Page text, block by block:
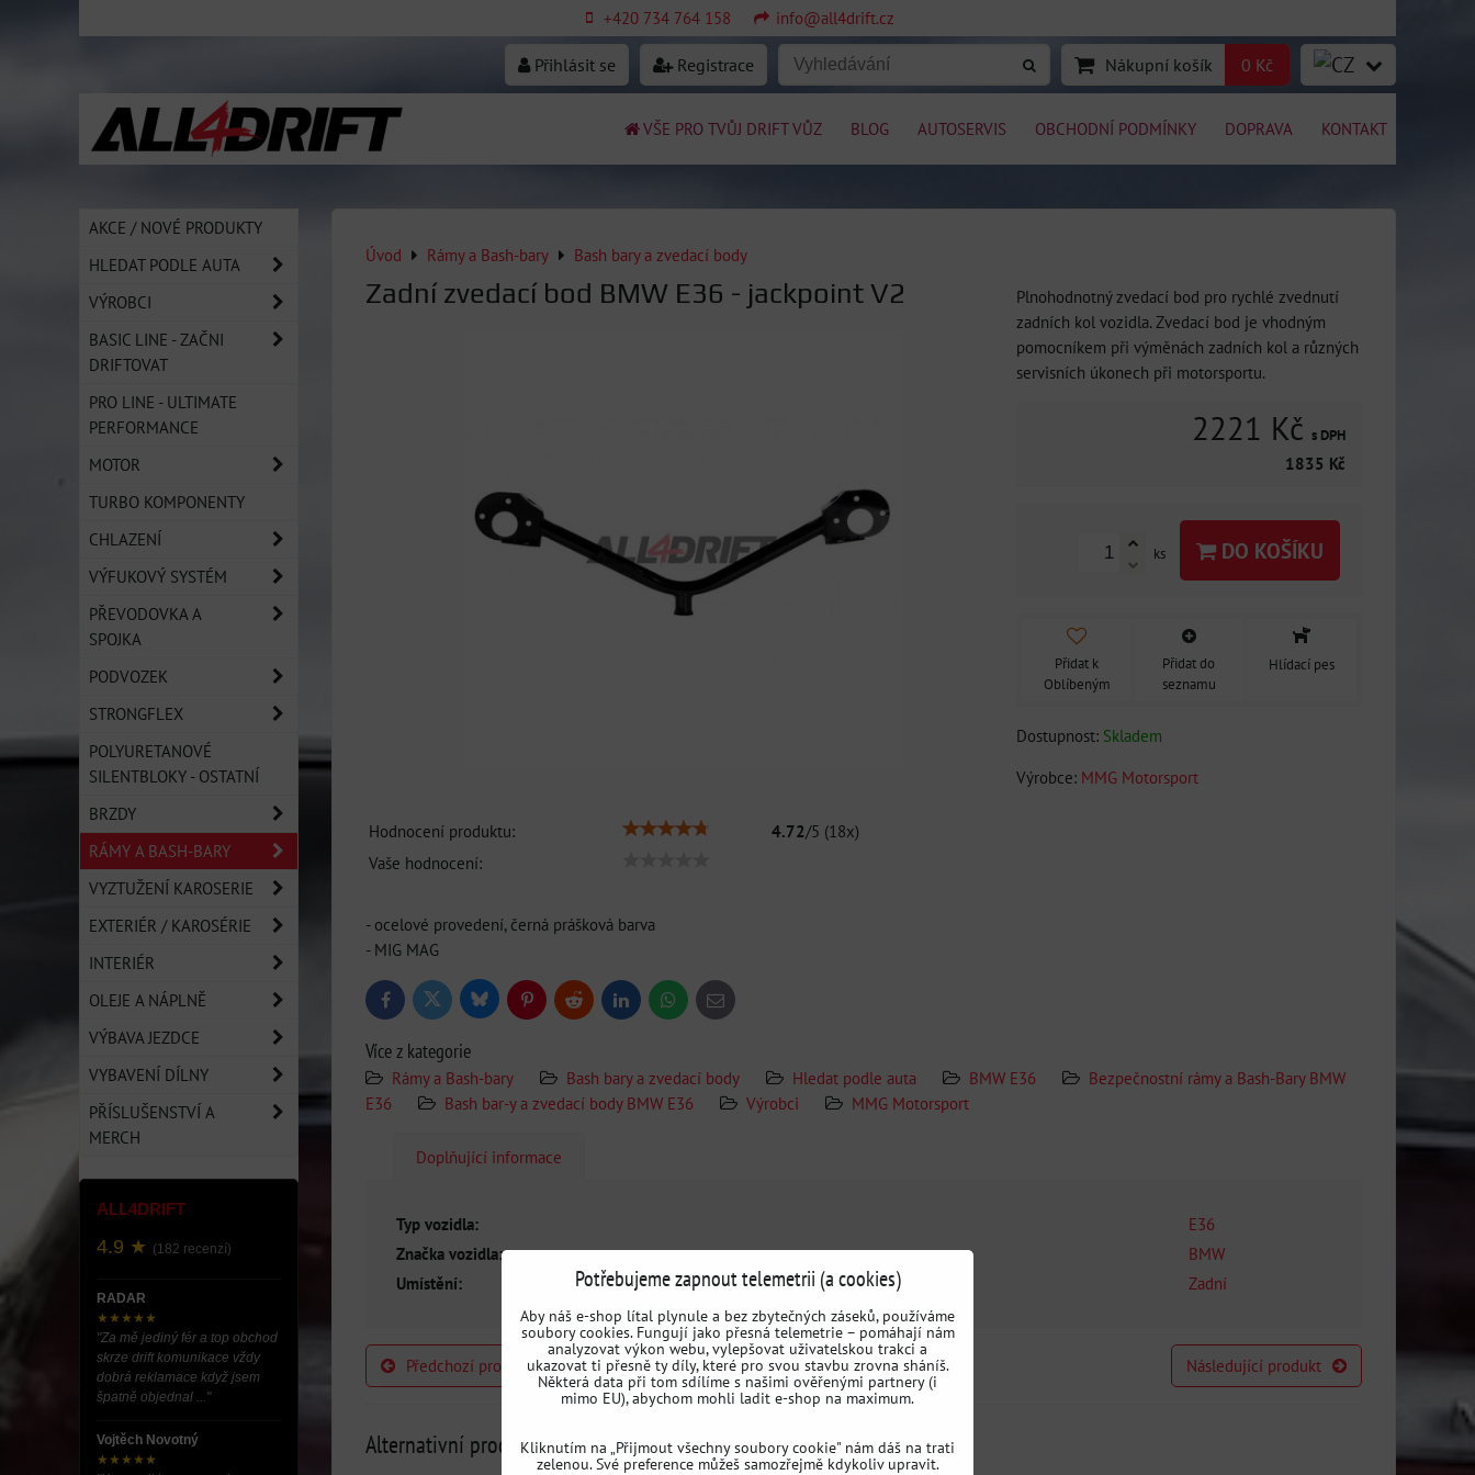
+420 734 764 158 info@all4drift.cz
Přihlásit se Registrace Nákupní košík 0 Kč
VŠE PRO TVŮJ DRIFT VŮZ BLOG AUTOSERVIS OBCHODNÍ PODMÍNKY DOPRAVA KONTAKT
Úvod Rámy a Bash-bary Bash bary a zvedací body
Zadní zvedací bod BMW E36 - jackpoint V2
Hodnocení produktu: 4.72/5 (18x)
Vaše hodnocení:
Plnohodnotný zvedací bod pro rychlé zvednutí
zadních kol vozidla. Zvedací bod je vhodným
pomocníkem při výměnách zadních kol a různých
servisních úkonech při motorsportu.
2221 Kč s DPH
1835 Kč
ks DO KOŠÍKU
Přidat k
Oblíbeným
Přidat do
seznamu
Hlídací pes
Dostupnost: Skladem
Výrobce: MMG Motorsport
- ocelové provedení, černá prášková barva
- MIG MAG
FacebookTwitter BlueskyPinterestReddit LinkedInWhatsApp
E-
mail
Více z kategorie
Rámy a Bash-bary Bash bary a zvedací body Hledat podle auta BMW E36
Bezpečnostní rámy a Bash-Bary BMW
E36
Bash bar-y a zvedací body BMW E36 Výrobci MMG Motorsport
Doplňující informace
Typ vozidla:
E36
Značka vozidla::
BMW
Umístění:
Zadní
Předchozí produkt Následující produkt
Alternativní produkty
AKCE / NOVÉ PRODUKTY
HLEDAT PODLE AUTA
VÝROBCI
BASIC LINE - ZAČNI
DRIFTOVAT
PRO LINE - ULTIMATE
PERFORMANCE
MOTOR
TURBO KOMPONENTY
CHLAZENÍ
VÝFUKOVÝ SYSTÉM
PŘEVODOVKA A
SPOJKA
PODVOZEK
STRONGFLEX
POLYURETANOVÉ
SILENTBLOKY - OSTATNÍ
BRZDY
RÁMY A BASH-BARY
VYZTUŽENÍ KAROSERIE
EXTERIÉR / KAROSÉRIE
INTERIÉR
OLEJE A NÁPLNĚ
VÝBAVA JEZDCE
VYBAVENÍ DÍLNY
PŘÍSLUŠENSTVÍ A
MERCH
ALL4DRIFT
4.9 ★ (182 recenzí)
RADAR
★★★★★
"Za mě jediný fér a top obchod
skrze drift komunikace vždy
dobrá reklamace když jsem
špatně objednal ..."
Vojtěch Novotný
★★★★★
Potřebujeme zapnout telemetrii (a cookies)
Aby náš e-shop lítal plynule a bez zbytečných záseků, používáme
soubory cookies. Fungují jako přesná telemetrie – pomáhají nám
analyzovat výkon webu, vylepšovat uživatelskou trakci a
ukazovat ti přesně ty díly, které pro svou stavbu zrovna sháníš.
Některá data při tom sdílíme s našimi ověřenými partnery (i
mimo EU), abychom mohli ladit e-shop na maximum.
Kliknutím na „Přijmout všechny soubory cookie" nám dáš na trati
zelenou. Své preference můžeš samozřejmě kdykoliv upravit.